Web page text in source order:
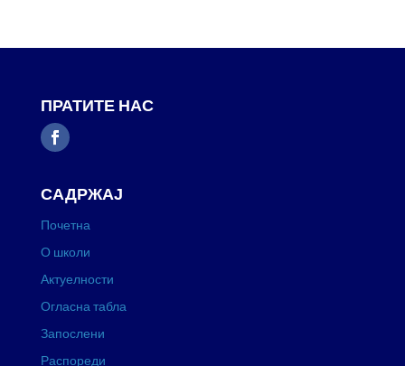
ПРАТИТЕ НАС
САДРЖАЈ
Почетна
О школи
Актуелности
Огласна табла
Запослени
Распореди